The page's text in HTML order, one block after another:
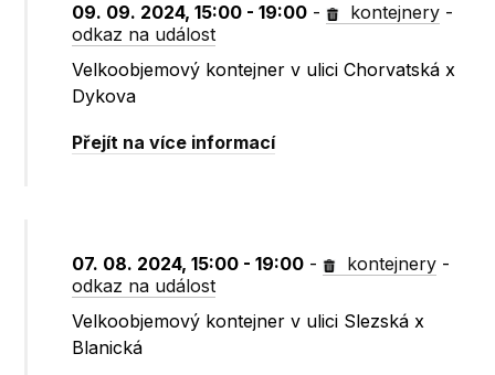
09. 09. 2024, 15:00 - 19:00 - kontejnery -
odkaz na událost
Velkoobjemový kontejner v ulici Chorvatská x
Dykova
Přejít na více informací
07. 08. 2024, 15:00 - 19:00 - kontejnery -
odkaz na událost
Velkoobjemový kontejner v ulici Slezská x
Blanická